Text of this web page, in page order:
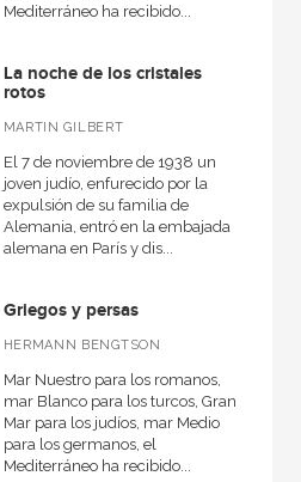
Mediterráneo ha recibido...
La noche de los cristales
rotos
MARTIN GILBERT
El 7 de noviembre de 1938 un
joven judío, enfurecido por la
expulsión de su familia de
Alemania, entró en la embajada
alemana en París y dis...
Griegos y persas
HERMANN BENGTSON
Mar Nuestro para los romanos,
mar Blanco para los turcos, Gran
Mar para los judíos, mar Medio
para los germanos, el
Mediterráneo ha recibido...